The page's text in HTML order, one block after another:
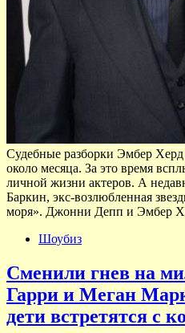
Судебные разборки Эмбер
около месяца. За это время
личной жизни актеров. А
Баркин, экс-возлюбленная
моря». Джонни Депп и Эмбер
Шоубиз
Сменили гнев на
Гарри и Меган
дети встретятся с